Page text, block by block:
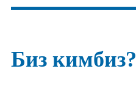
Биз кимбиз?